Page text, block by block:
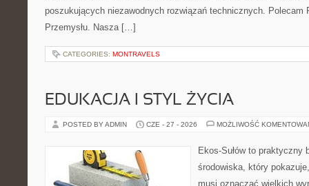
poszukujących niezawodnych rozwiązań technicznych. Polecam
Przemysłu. Nasza […]
CATEGORIES: MONTRAVELS
EDUKACJA I STYL ŻYCIA
POSTED BY ADMIN CZE - 27 - 2026 MOŻLIWOŚĆ
Ekos-Sułów to praktyczny
środowiska, który
musi oznaczać wielkich